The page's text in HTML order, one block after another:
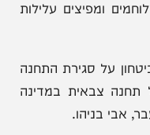
לאלתר, בטענה כי
ומפיצים עלילות
סגירת התחנה